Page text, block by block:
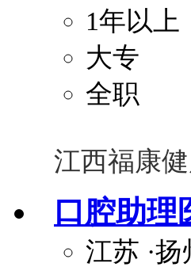
1年以上
大专
全职
江西福康
口腔助理
江苏 ·扬